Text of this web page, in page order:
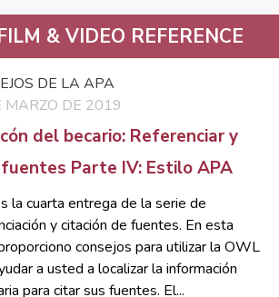
& VIDEO REFERENCE
DE LA APA
MARZO DE 2019
del becario: Referenciar y
Parte IV: Estilo APA
la cuarta entrega de la serie de
y citación de fuentes. En esta
consejos para utilizar la OWL
a usted a localizar la información
para citar sus fuentes. El...